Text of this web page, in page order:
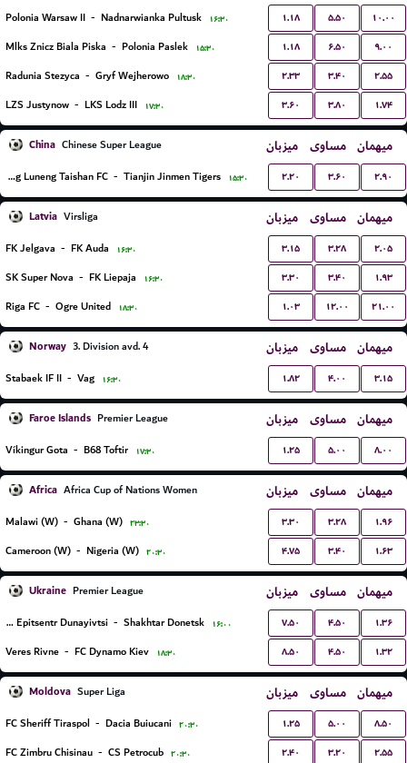
Polonia Warsaw II - Nadnarwianka Pultusk ۱۶:۳۰ ۱.۱۸ ۵.۵۰ ۱۰.۰۰
Mlks Znicz Biala Piska - Polonia Paslek ۱۵:۳۰ ۱.۱۸ ۶.۵۰ ۹.۰۰
Radunia Stezyca - Gryf Wejherowo ۱۸:۳۰ ۲.۳۳ ۳.۴۰ ۲.۵۵
LZS Justynow - LKS Lodz III ۱۷:۳۰ ۳.۶۰ ۳.۸۰ ۱.۷۴
China Chinese Super League میزبان مساوی میهمان
Shandong Luneng Taishan FC - Tianjin Jinmen Tigers ۱۵:۳۰ ۲.۲۰ ۳.۶۰ ۲.۹۰
Latvia Virsliga میزبان مساوی میهمان
FK Jelgava - FK Auda ۱۶:۳۰ ۳.۱۵ ۳.۲۸ ۲.۰۵
SK Super Nova - FK Liepaja ۱۶:۳۰ ۳.۳۰ ۳.۴۰ ۱.۹۳
Riga FC - Ogre United ۱۸:۳۰ ۱.۰۳ ۱۲.۰۰ ۲۱.۰۰
Norway 3. Division avd. 4 میزبان مساوی میهمان
Stabaek IF II - Vag ۱۶:۳۰ ۱.۸۲ ۴.۰۰ ۳.۱۵
Faroe Islands Premier League میزبان مساوی میهمان
Víkingur Gota - B68 Toftir ۱۷:۳۰ ۱.۲۵ ۵.۰۰ ۸.۰۰
Africa Africa Cup of Nations Women میزبان مساوی میهمان
Malawi (W) - Ghana (W) ۲۳:۳۰ ۳.۳۰ ۳.۲۸ ۱.۹۶
Cameroon (W) - Nigeria (W) ۲۰:۳۰ ۴.۷۵ ۳.۴۰ ۱.۶۳
Ukraine Premier League میزبان مساوی میهمان
FC Epitsentr Dunayivtsi - Shakhtar Donetsk ۱۶:۰۰ ۷.۵۰ ۴.۵۰ ۱.۳۶
Veres Rivne - FC Dynamo Kiev ۱۸:۳۰ ۸.۵۰ ۴.۵۰ ۱.۳۲
Moldova Super Liga میزبان مساوی میهمان
FC Sheriff Tiraspol - Dacia Buiucani ۲۰:۳۰ ۱.۲۵ ۵.۰۰ ۸.۵۰
FC Zimbru Chisinau - CS Petrocub ۲۰:۳۰ ۲.۴۰ ۳.۲۰ ۲.۵۵